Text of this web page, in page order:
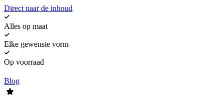
Direct naar de inhoud
Alles op maat
Elke gewenste vorm
Op voorraad
Blog